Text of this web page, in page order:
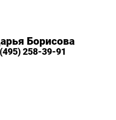
Борисова
258-39-91